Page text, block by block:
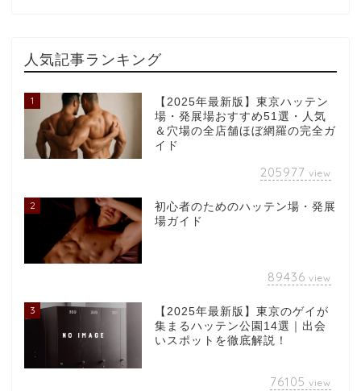
人気記事ランキング
1
【2025年最新版】東京ハッテン
場・発展場おすすめ51選・人気
＆穴場の全店舗ほぼ網羅の完全ガ
イド
205977 view
2
初心者のためのハッテン場・発展
場ガイド
89436 view
3
【2025年最新版】東京のゲイが
集まるハッテン公園14選｜出会
いスポットを徹底解説！
76105 view